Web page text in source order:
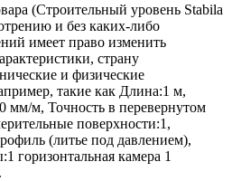
(Строительный уровень Stabila
и без каких-либо
имеет право изменить
страну
и физические
такие как Длина:1 м,
мм/м, Точность в перевернутом
поверхности:1 ,
(литье под давлением),
1 горизонтальная камера 1